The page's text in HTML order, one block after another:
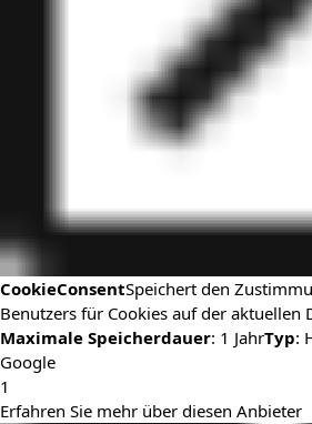
CookieConsentSpeichert den
Benutzers für Cookies auf der aktuellen
Maximale Speicherdauer: 1 JahrTyp:
Google
1
Erfahren Sie mehr über diesen Anbieter